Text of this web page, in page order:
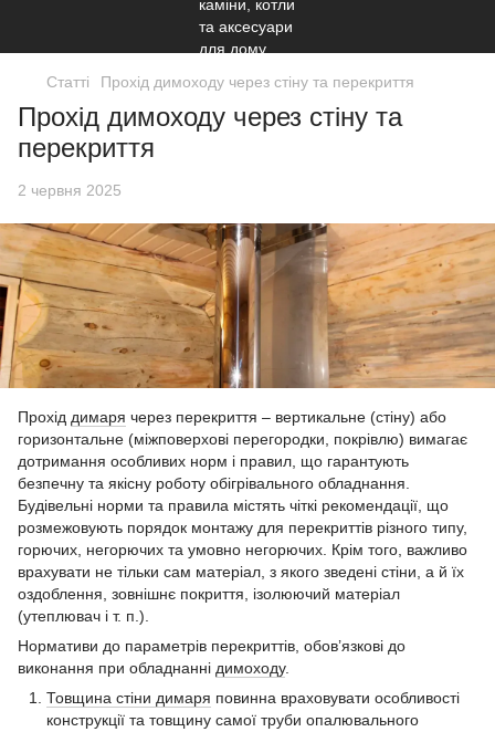
Статті Прохід димоходу через стіну та перекриття
Прохід димоходу через стіну та
перекриття
2 червня 2025
Прохід димаря через перекриття – вертикальне (стіну) або
горизонтальне (міжповерхові перегородки, покрівлю) вимагає
дотримання особливих норм і правил, що гарантують
безпечну та якісну роботу обігрівального обладнання.
Будівельні норми та правила містять чіткі рекомендації, що
розмежовують порядок монтажу для перекриттів різного типу,
горючих, негорючих та умовно негорючих. Крім того, важливо
врахувати не тільки сам матеріал, з якого зведені стіни, а й їх
оздоблення, зовнішнє покриття, ізолюючий матеріал
(утеплювач і т. п.).
Нормативи до параметрів перекриттів, обов’язкові до
виконання при обладнанні димоходу.
Товщина стіни димаря повинна враховувати особливості
конструкції та товщину самої труби опалювального